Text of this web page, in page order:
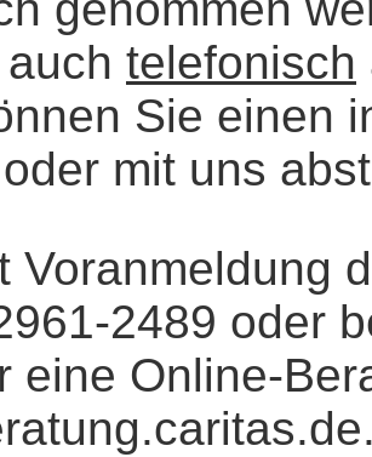
telefonisch
Sie einen
mit uns
Voranmeldung
2489 oder
eine Online-